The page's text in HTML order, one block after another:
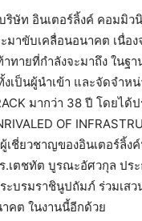
ริษัท อินเตอร์ลิ้งค์ คอมมิ
าขับเคลื่อนอนาคต เนื่อ
ทายที่กำลังจะมาถึง ใน
เป็นผู้นำเข้า และจัดจำห
มากว่า 38 ปี โดย
OF
ชี่ยวชาญของอินเตอร์ลิ้ง
.เตชทัต บูรณะอัศวกุล ป
ะบรมราชินูปถัมภ์ ร่วมเส
คต ในงานนี้อีกด้วย